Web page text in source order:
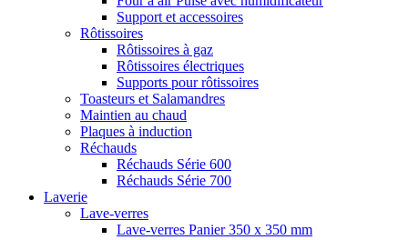
Support et accessoires
Rôtissoires
Rôtissoires à gaz
Rôtissoires électriques
Supports pour rôtissoires
Toasteurs et Salamandres
Maintien au chaud
Plaques à induction
Réchauds
Réchauds Série 600
Réchauds Série 700
Laverie
Lave-verres
Lave-verres Panier 350 x 350 mm